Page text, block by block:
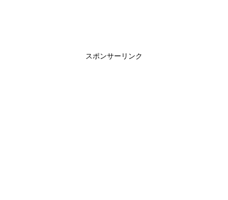
スポンサーリンク